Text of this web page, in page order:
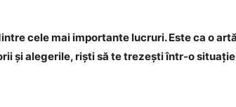
cele mai importante lucruri. Este ca o
și alegerile, riști să te trezești într-o